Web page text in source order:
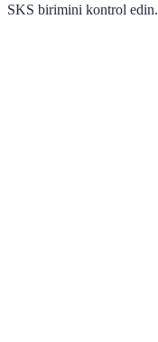
SKS birimini kontrol edin.